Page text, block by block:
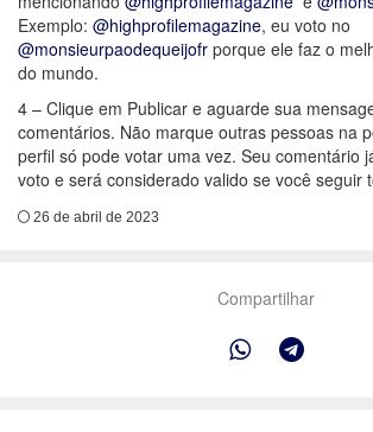
Exemplo: @highprofilemagazine, eu voto no
@monsieurpaodequeijofr porque ele faz o
do mundo.
4 – Clique em Publicar e aguarde sua
comentários. Não marque outras pessoas na
perfil só pode votar uma vez. Seu comentário
voto e será considerado valido se você seguir
26 de abril de 2023
Compartilhar